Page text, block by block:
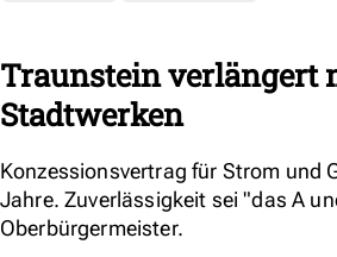
Traunstein verlängert
Stadtwerken
Konzessionsvertrag für Strom und
Jahre. Zuverlässigkeit sei "das A
Oberbürgermeister.